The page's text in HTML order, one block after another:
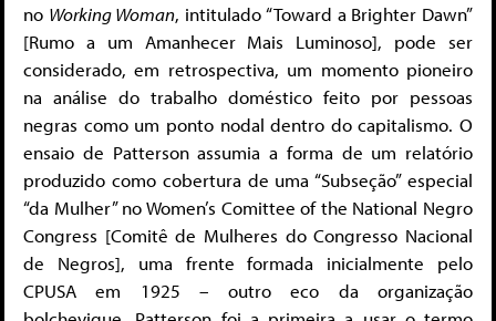
no Working Woman, intitulado “Toward a Brighter Dawn”
[Rumo a um Amanhecer Mais Luminoso], pode ser
considerado, em retrospectiva, um momento pioneiro
na análise do trabalho doméstico feito por pessoas
negras como um ponto nodal dentro do capitalismo. O
ensaio de Patterson assumia a forma de um relatório
produzido como cobertura de uma “Subseção” especial
“da Mulher” no Women’s Comittee of the National Negro
Congress [Comitê de Mulheres do Congresso Nacional
de Negros], uma frente formada inicialmente pelo
CPUSA em 1925 – outro eco da organização